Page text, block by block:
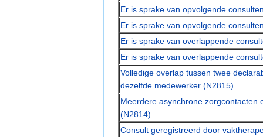
Er is sprake van opvolgende
Er is sprake van opvolgende
Er is sprake van overlappende
Er is sprake van overlappende
Volledige overlap tussen twee
dezelfde medewerker (N2815)
Meerdere asynchrone zorgcontacten
(N2814)
Consult geregistreerd door